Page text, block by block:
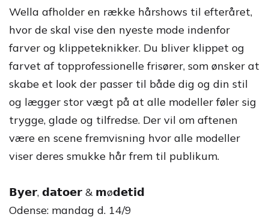
Wella afholder en række hårshows til efteråret,
hvor de skal vise den nyeste mode indenfor
farver og klippeteknikker. Du bliver klippet og
farvet af topprofessionelle frisører, som ønsker at
skabe et look der passer til både dig og din stil
og lægger stor vægt på at alle modeller føler sig
trygge, glade og tilfredse. Der vil om aftenen
være en scene fremvisning hvor alle modeller
viser deres smukke hår frem til publikum.
𝗕𝘆𝗲𝗿, 𝗱𝗮𝘁𝗼𝗲𝗿 & 𝗺ø𝗱𝗲𝘁𝗶𝗱
Odense: mandag d. 14/9